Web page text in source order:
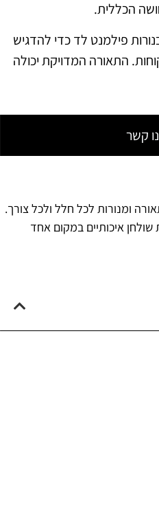
הכללית.
פילמנט לד כדי להדגיש
התאורה המדויקת יכולה
קשר
ומנורות לכל חלל ולכל צורך.
איכותיים במקום אחד